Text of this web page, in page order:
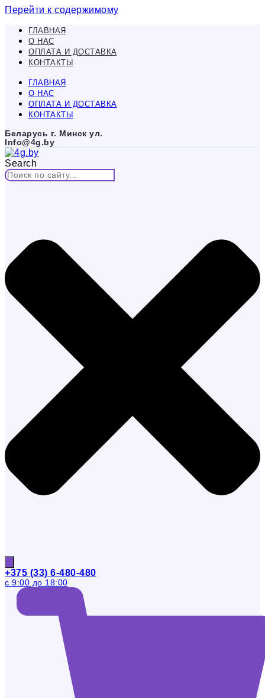
Перейти к содержимому
ГЛАВНАЯ
О НАС
ОПЛАТА И ДОСТАВКА
КОНТАКТЫ
ГЛАВНАЯ
О НАС
ОПЛАТА И ДОСТАВКА
КОНТАКТЫ
Беларусь г. Минск ул.
Info@4g.by
Search
+375 (33) 6-480-480
с 9:00 до 18:00